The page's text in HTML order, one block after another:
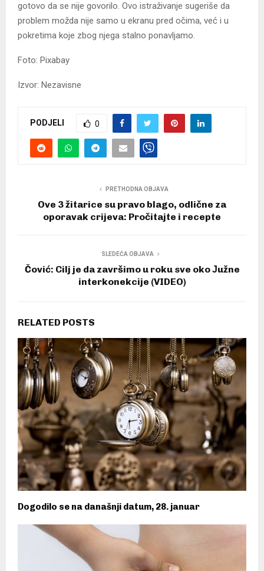
gotovo da se nije govorilo. Ovo istraživanje sugeriše da
problem možda nije samo u ekranu pred očima, već i u
pokretima koje zbog njega stalno ponavljamo.
Foto: Pixabay
Izvor: Nezavisne
PODJELI 0
PRETHODNA OBJAVA
Ove 3 žitarice su pravo blago, odlične za
oporavak crijeva: Pročitajte i recepte
SLEDEĆA OBJAVA
Čović: Cilj je da završimo u roku sve oko Јužne
interkonekcije (VIDEO)
RELATED POSTS
Dogodilo se na današnji datum, 28. januar